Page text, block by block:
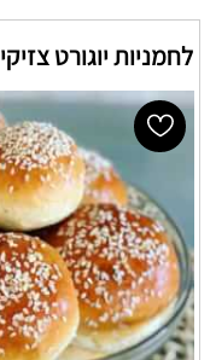
לחמניות יוגורט צזיקי